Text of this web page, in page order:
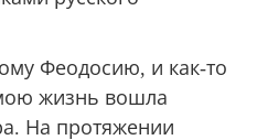
Феодосию, и как-то
жизнь вошла
На протяжении